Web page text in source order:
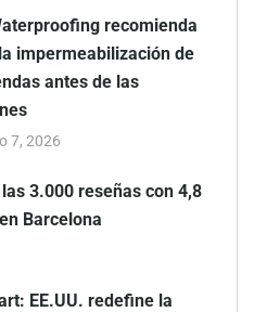
recomienda
impermeabilización de
antes de las
7, 2026
3.000 reseñas con 4,8
Barcelona
EE.UU. redefine la